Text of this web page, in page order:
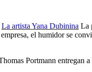
La artista Yana Dubinina La
el humidor se